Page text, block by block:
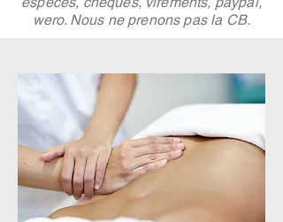
wero. Nous ne prenons pas la CB.